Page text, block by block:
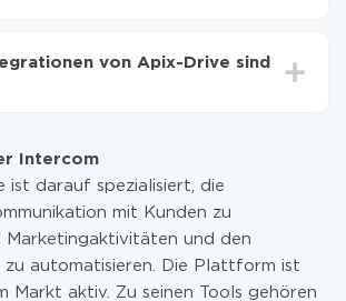
Datenmenge, die über unseren
System auf ein anderes übertragen
zuTarifen
von Apix-Drive sind
Intercom
ist darauf spezialisiert, die
mit Kunden zu
Marketingaktivitäten und den
zu automatisieren. Die Plattform ist
Markt aktiv. Zu seinen Tools gehören